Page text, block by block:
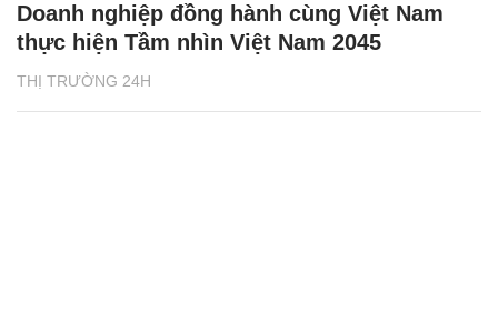
THỊ TRƯỜNG 24H
Doanh nghiệp đồng hành cùng Việt Nam
thực hiện Tầm nhìn Việt Nam 2045